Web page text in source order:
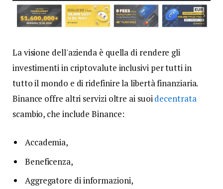
La visione dell'azienda è quella di rendere gli
investimenti in criptovalute inclusivi per tutti in
tutto il mondo e di ridefinire la libertà finanziaria.
Binance offre altri servizi oltre ai suoi decentrata
scambio, che include Binance:
Accademia,
Beneficenza,
Aggregatore di informazioni,